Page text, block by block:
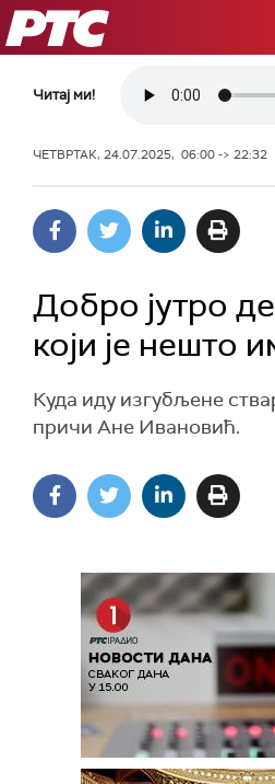
РТС
Читај ми!
ЧЕТВРТАК, 24.07.2025, 06:00 -> 22:32
Добро јутро
који је нешто
Куда иду изгубљене
причи Ане Ивановић.